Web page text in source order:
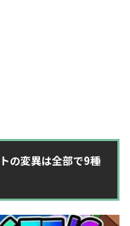
の変異は全部で9種